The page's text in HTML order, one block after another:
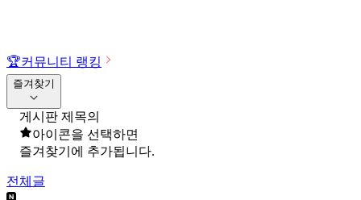
🏆커뮤니티 랭킹
즐겨찾기
게시판 제목의
아이콘을 선택하면
즐겨찾기에 추가됩니다.
전체글